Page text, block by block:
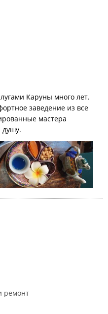
Каруны много лет.
заведение из все
мастера
душу.
ремонт